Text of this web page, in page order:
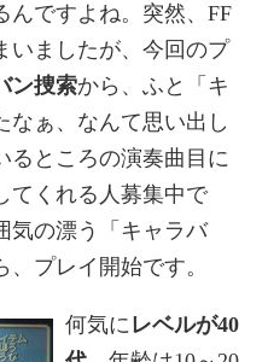
んですよね。突然、FF
いましたが、今回のプ
ン捜索から、ふと「キ
なぁ、なんて思い出し
るところの演奏曲目に
てくれる人募集中で
気の漂う「キャラバ
プレイ開始です。
何気にレベルが40